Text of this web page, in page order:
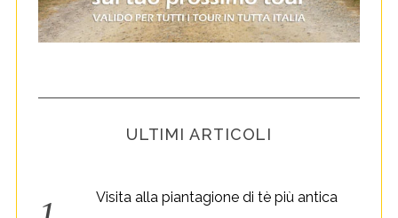
ULTIMI ARTICOLI
Visita alla piantagione di tè più antica